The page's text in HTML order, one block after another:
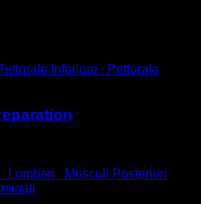
Inferiore ∙ Pettorale
Lombari ∙ Muscoli Posteriori